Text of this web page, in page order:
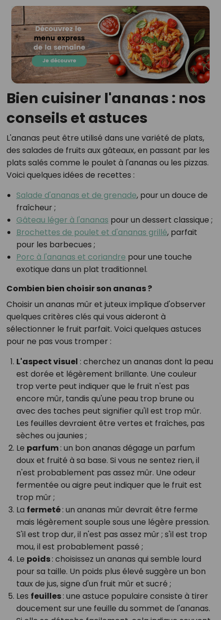
Bien cuisiner l'ananas : nos
conseils et astuces
L'ananas peut être utilisé dans une variété de plats,
des salades de fruits aux gâteaux, en passant par les
plats salés comme le poulet à l'ananas ou les pizzas.
Voici quelques idées de recettes :
Salade d'ananas et de grenade, pour un douce de
fraîcheur ;
Gâteau léger à l'ananas pour un dessert classique ;
Brochettes de poulet et d'ananas grillé, parfait
pour les barbecues ;
Porc à l'ananas et coriandre pour une touche
exotique dans un plat traditionnel.
Combien bien choisir son ananas ?
Choisir un ananas mûr et juteux implique d'observer
quelques critères clés qui vous aideront à
sélectionner le fruit parfait. Voici quelques astuces
pour ne pas vous tromper :
L'aspect visuel : cherchez un ananas dont la peau
est dorée et légèrement brillante. Une couleur
trop verte peut indiquer que le fruit n'est pas
encore mûr, tandis qu'une peau trop brune ou
avec des taches peut signifier qu'il est trop mûr.
Les feuilles devraient être vertes et fraîches, pas
sèches ou jaunies ;
Le parfum: un bon ananas dégage un parfum
doux et fruité à sa base. Si vous ne sentez rien, il
n'est probablement pas assez mûr. Une odeur
fermentée ou aigre peut indiquer que le fruit est
trop mûr ;
La fermeté: un ananas mûr devrait être ferme
mais légèrement souple sous une légère pression.
S'il est trop dur, il n'est pas assez mûr ; s'il est trop
mou, il est probablement passé ;
Le poids: choisissez un ananas qui semble lourd
pour sa taille. Un poids plus élevé suggère un bon
taux de jus, signe d'un fruit mûr et sucré ;
Les feuilles: une astuce populaire consiste à tirer
doucement sur une feuille du sommet de l'ananas.